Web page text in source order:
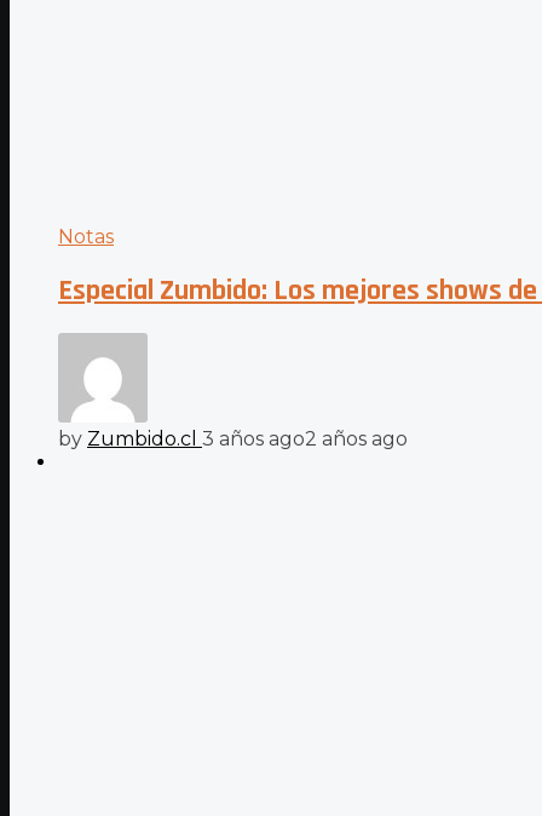
Notas
Especial Zumbido: Los mejores shows
by Zumbido.cl 3 años ago2 años ago